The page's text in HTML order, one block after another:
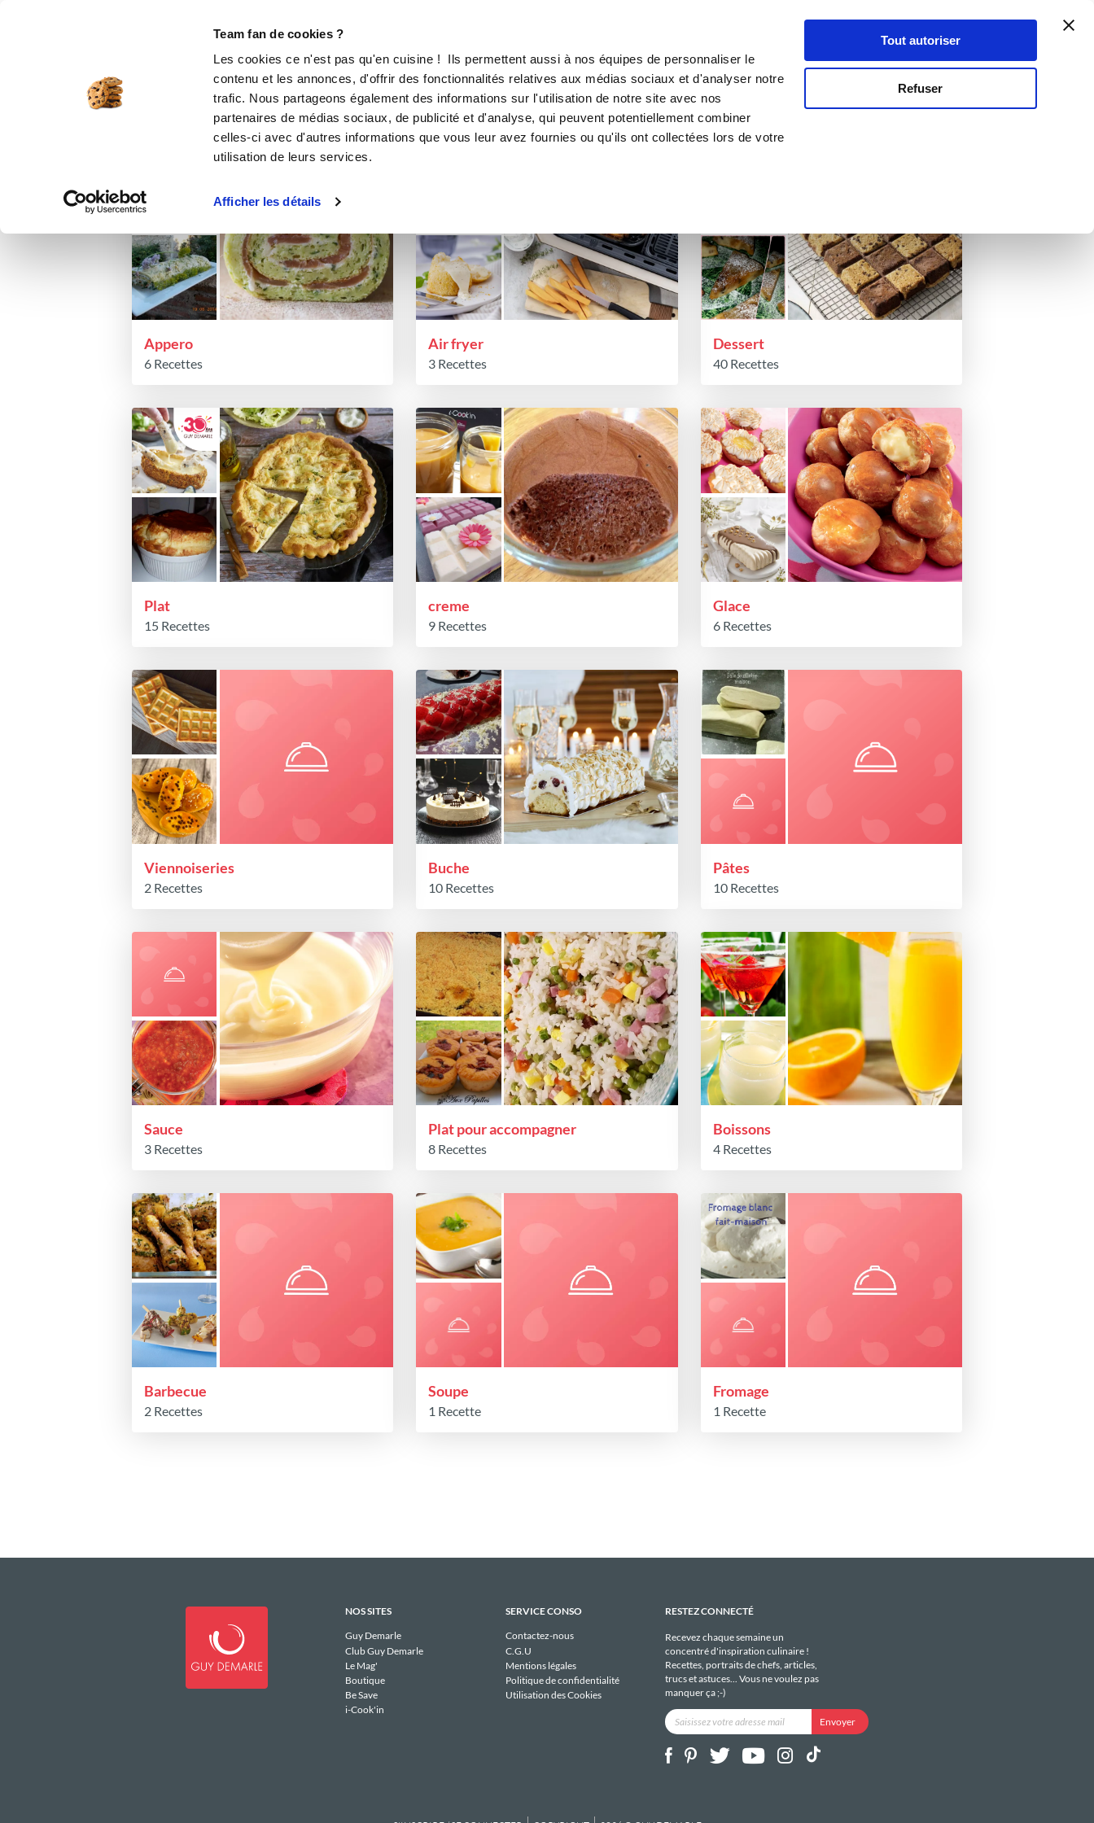
Team fan de cookies ?
Les cookies ce n'est pas qu'en cuisine ! Ils permettent aussi à nos équipes de personnaliser le
contenu et les annonces, d'offrir des fonctionnalités relatives aux médias sociaux et d'analyser notre
trafic. Nous partageons également des informations sur l'utilisation de notre site avec nos
partenaires de médias sociaux, de publicité et d'analyse, qui peuvent potentiellement combiner
celles-ci avec d'autres informations que vous leur avez fournies ou qu'ils ont collectées lors de votre
utilisation de leurs services.
Afficher les détails
Tout autoriser
Refuser
Se connecter
Les listes de favoris publiques de annickd1991
Dernières modifications
Barbecue
2 Recettes
Soupe
1 Recette
Sauce
3 Recettes
Plat pour accompagner
8 Recettes
Fromage
1 Recette
Plat
15 Recettes
Pâtes
10 Recettes
Boissons
4 Recettes
Buche
10 Recettes
Glace
6 Recettes
Appero
6 Recettes
creme
9 Recettes
Dessert
40 Recettes
Viennoiseries
2 Recettes
Air fryer
3 Recettes
NOS SITES
Guy Demarle
Club Guy Demarle
Le Mag'
Boutique
Be Save
i-Cook'in
SERVICE CONSO
Contactez-nous
C.G.U
Mentions légales
Politique de confidentialité
Utilisation des Cookies
RESTEZ CONNECTÉ
Recevez chaque semaine un
concentré d'inspiration culinaire !
Recettes, portraits de chefs, articles,
trucs et astuces... Vous ne voulez pas
manquer ça ;-)